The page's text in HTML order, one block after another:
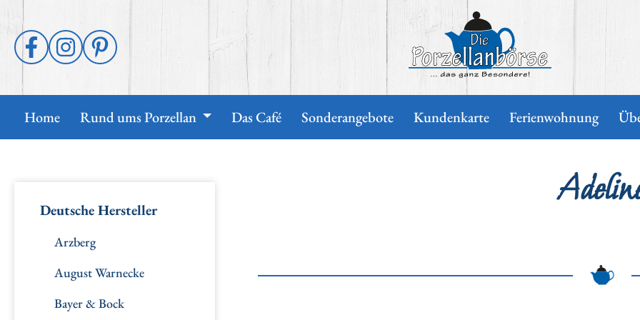
Home Rund ums Porzellan Das Café Sonderangebote Kundenkarte Ferienwohnung
Deutsche Hersteller
Arzberg
August Warnecke
Bayer & Bock